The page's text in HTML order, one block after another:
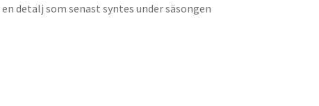
detalj som senast syntes under säsongen